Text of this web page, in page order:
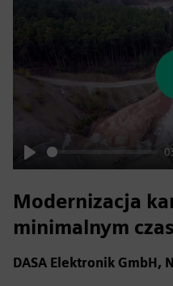
Play
Modernizacja
minimalnym
DASA Elektronik GmbH,